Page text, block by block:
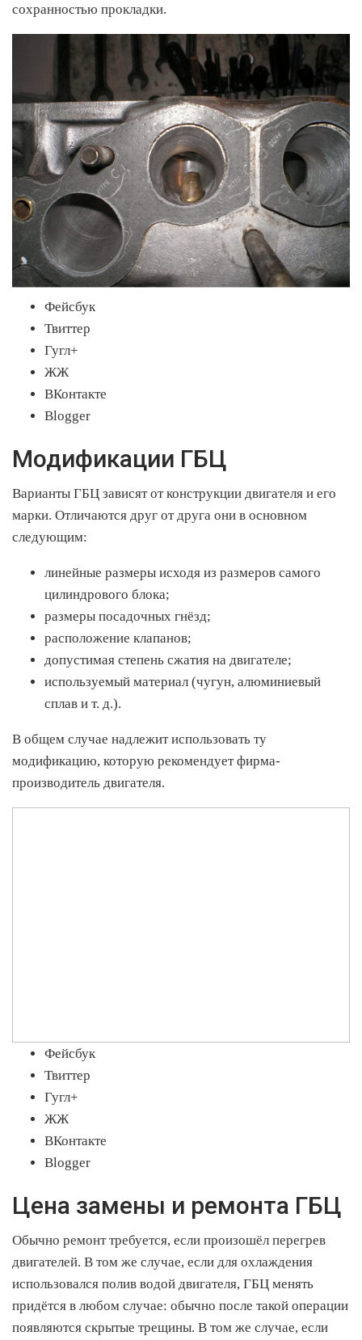
сохранностью прокладки.
Фейсбук
Твиттер
Гугл+
ЖЖ
ВКонтакте
Blogger
Модификации ГБЦ
Варианты ГБЦ зависят от конструкции двигателя и его
марки. Отличаются друг от друга они в основном
следующим:
линейные размеры исходя из размеров самого
цилиндрового блока;
размеры посадочных гнёзд;
расположение клапанов;
допустимая степень сжатия на двигателе;
используемый материал (чугун, алюминиевый
сплав и т. д.).
В общем случае надлежит использовать ту
модификацию, которую рекомендует фирма-
производитель двигателя.
Фейсбук
Твиттер
Гугл+
ЖЖ
ВКонтакте
Blogger
Цена замены и ремонта ГБЦ
Обычно ремонт требуется, если произошёл перегрев
двигателей. В том же случае, если для охлаждения
использовался полив водой двигателя, ГБЦ менять
придётся в любом случае: обычно после такой операции
появляются скрытые трещины. В том же случае, если